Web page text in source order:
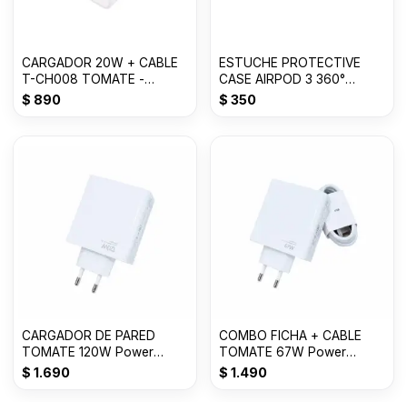
CARGADOR 20W + CABLE
T-CH008 TOMATE -
MICRO
$ 890
ESTUCHE PROTECTIVE
CASE AIRPOD 3 360°
PROTECTION
$ 350
CARGADOR DE PARED
TOMATE 120W Power
adapter Suit USB T-CH018
$ 1.690
COMBO FICHA + CABLE
TOMATE 67W Power
Adapter Suit T-CH017
$ 1.490